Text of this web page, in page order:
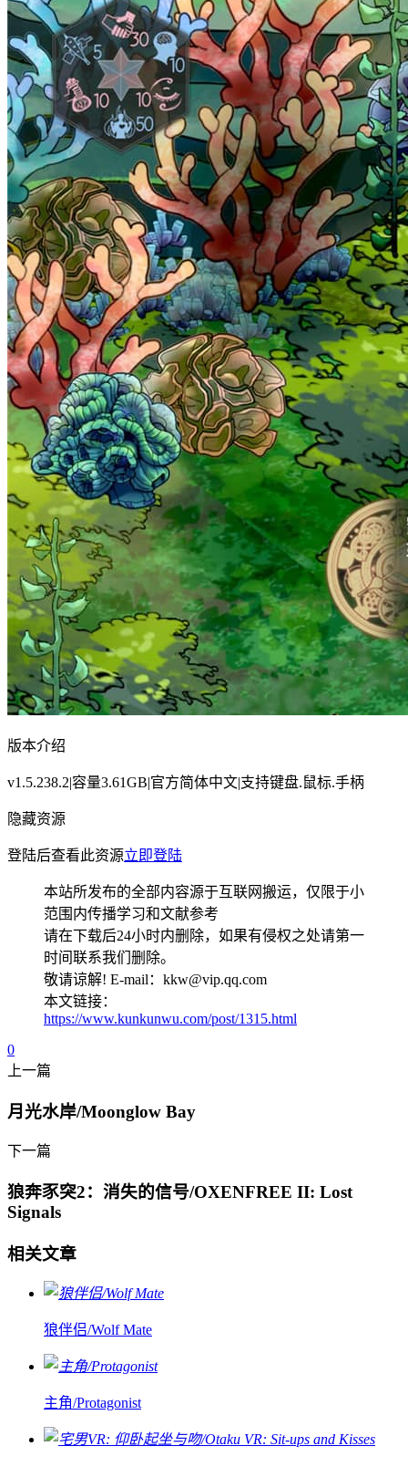
版本介绍
v1.5.238.2|容量3.61GB|官方简体中文|支持键盘.鼠标.手柄
隐藏资源
登陆后查看此资源立即登陆
本站所发布的全部内容源于互联网搬运，仅限于小
范围内传播学习和文献参考
请在下载后24小时内删除，如果有侵权之处请第一
时间联系我们删除。
敬请谅解! E-mail：kkw@vip.qq.com
本文链接：
https://www.kunkunwu.com/post/1315.html
0
上一篇
月光水岸/Moonglow Bay
下一篇
狼奔豕突2：消失的信号/OXENFREE II: Lost
Signals
相关文章
狼伴侣/Wolf Mate
主角/Protagonist